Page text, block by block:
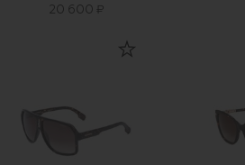
20 600 ₽